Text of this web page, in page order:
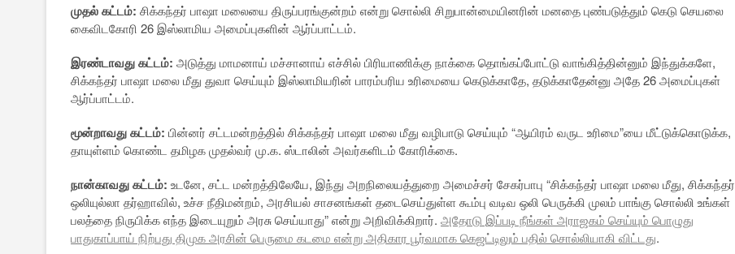
முதல் கட்டம்: சிக்கந்தர் பாஷா மலையை திருப்பரங்குன்றம் என்று சொல்லி சிறுபான்மையினரின் மனதை புண்படுத்தும் கெடு செயலை
கைவிடகோரி 26 இஸ்லாமிய அமைப்புகளின் ஆர்ப்பாட்டம்.
இரண்டாவது கட்டம்: அடுத்து மாமனாய் மச்சானாய் எச்சில் பிரியாணிக்கு நாக்கை தொங்கப்போட்டு வாங்கித்தின்னும் இந்துக்களே,
சிக்கந்தர் பாஷா மலை மீது துவா செய்யும் இஸ்லாமியரின் பாரம்பரிய உரிமையை கெடுக்காதே, தடுக்காதேன்னு அதே 26 அமைப்புகள்
ஆர்ப்பாட்டம்.
மூன்றாவது கட்டம்: பின்னர் சட்டமன்றத்தில் சிக்கந்தர் பாஷா மலை மீது வழிபாடு செய்யும் “ஆயிரம் வருட உரிமை”யை மீட்டுக்கொடுக்க,
தாயுள்ளம் கொண்ட தமிழக முதல்வர் மு.க. ஸ்டாலின் அவர்களிடம் கோரிக்கை.
நான்காவது கட்டம்: உடனே, சட்ட மன்றத்திலேயே, இந்து அறநிலையத்துறை அமைச்சர் சேகர்பாபு “சிக்கந்தர் பாஷா மலை மீது, சிக்கந்தர்
ஒலியுல்லா தர்ஹாவில், உச்ச நீதிமன்றம், அரசியல் சாசனங்கள் தடைசெய்துள்ள கூம்பு வடிவ ஒலி பெருக்கி முலம் பாங்கு சொல்லி உங்கள்
பலத்தை நிருபிக்க எந்த இடையுறும் அரசு செய்யாது” என்று அறிவிக்கிறார். அதோடு இப்படி நீங்கள் அராஜகம் செய்யும் பொழுது
பாதுகாப்பாய் நிற்பது திமுக அரசின் பெருமை கடமை என்று அதிகார பூர்வமாக கெஜட்டிலும் பதில் சொல்லியாகி விட்டது.